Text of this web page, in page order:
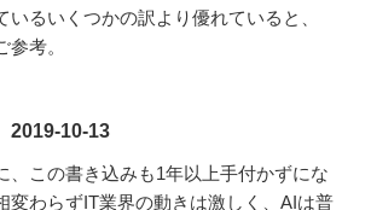
いるいくつかの訳より優れていると、
考。
10-13
、この書き込みも1年以上手付かずにな
変わらずIT業界の動きは激しく、AIは普